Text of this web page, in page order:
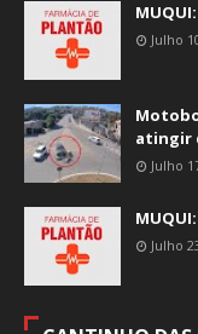
Julho
atingir
Julho
Julho